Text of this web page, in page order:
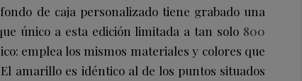
de caja personalizado tiene grabado una
único a esta edición limitada a tan solo 800
emplea los mismos materiales y colores que
amarillo es idéntico al de los puntos situados